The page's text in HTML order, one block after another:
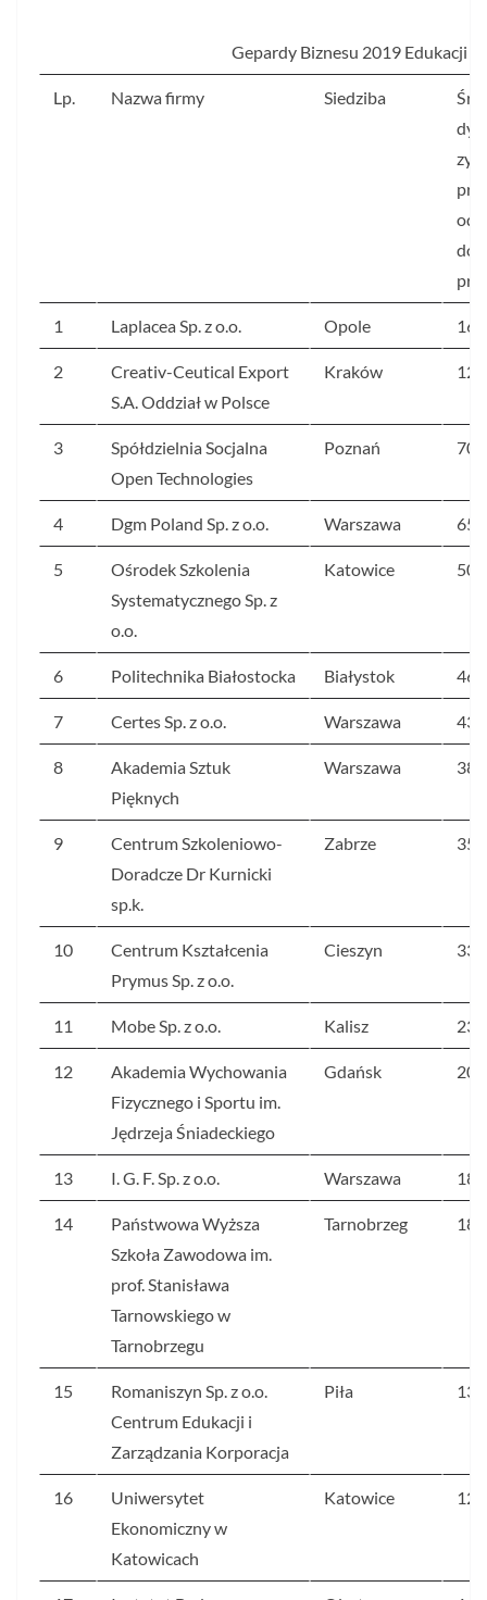
Gepardy Biznesu 2019 Edukacji
Lp. Nazwa firmy Siedziba
od
do
1 Laplacea Sp. z o.o. Opole
2
Creativ-Ceutical Export
S.A. Oddział w Polsce
Kraków
3
Spółdzielnia Socjalna
Open Technologies
Poznań
4 Dgm Poland Sp. z o.o. Warszawa
5
Ośrodek Szkolenia
Systematycznego Sp. z
o.o.
Katowice
6 Politechnika Białostocka Białystok
7 Certes Sp. z o.o. Warszawa
8
Akademia Sztuk
Pięknych
Warszawa
9
Centrum Szkoleniowo-
Doradcze Dr Kurnicki
sp.k.
Zabrze
10
Centrum Kształcenia
Prymus Sp. z o.o.
Cieszyn
11 Mobe Sp. z o.o. Kalisz
12
Akademia Wychowania
Fizycznego i Sportu im.
Jędrzeja Śniadeckiego
Gdańsk
13 I. G. F. Sp. z o.o. Warszawa
14
Państwowa Wyższa
Szkoła Zawodowa im.
prof. Stanisława
Tarnowskiego w
Tarnobrzegu
Tarnobrzeg
15
Romaniszyn Sp. z o.o.
Centrum Edukacji i
Zarządzania Korporacja
Piła
16
Uniwersytet
Ekonomiczny w
Katowicach
Katowice